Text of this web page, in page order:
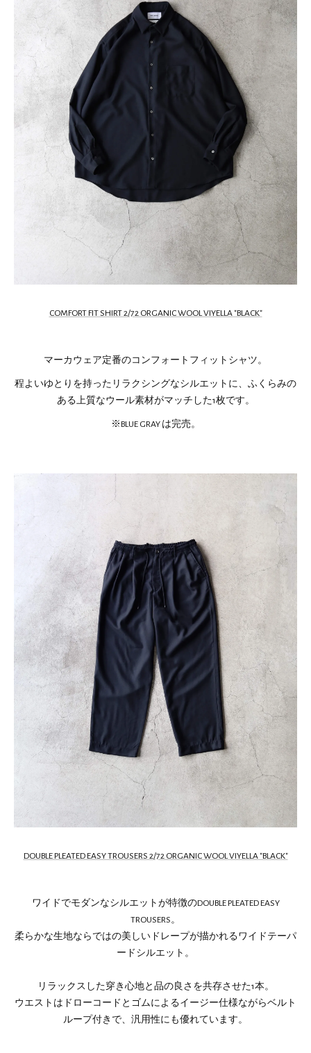
COMFORT FIT SHIRT 2/72 ORGANIC WOOL VIYELLA "BLACK"
マーカウェア定番のコンフォートフィットシャツ。
程よいゆとりを持ったリラクシングなシルエットに、ふくらみの
ある上質なウール素材がマッチした1枚です。
※BLUE GRAY は完売。
DOUBLE PLEATED EASY TROUSERS 2/72 ORGANIC WOOL VIYELLA "BLACK"
ワイドでモダンなシルエットが特徴のDOUBLE PLEATED EASY
TROUSERS。
柔らかな生地ならではの美しいドレープが描かれるワイドテーパ
ードシルエット。
リラックスした穿き心地と品の良さを共存させた1本。
ウエストはドローコードとゴムによるイージー仕様ながらベルト
ループ付きで、汎用性にも優れています。